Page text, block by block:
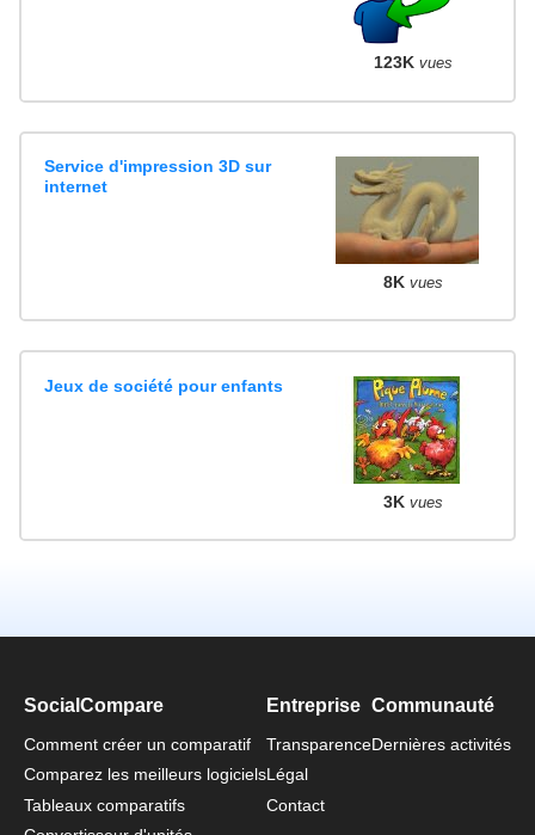
123K vues
Service d'impression 3D sur
internet
8K vues
Jeux de société pour enfants
3K vues
SocialCompare
Comment créer un comparatif
Comparez les meilleurs logiciels
Tableaux comparatifs
Entreprise
Transparence
Légal
Contact
Communauté
Dernières activités